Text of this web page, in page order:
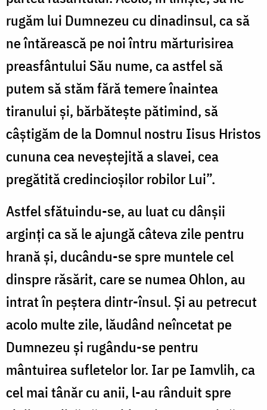
rugăm lui Dumnezeu cu dinadinsul, ca să
ne întărească pe noi întru mărturisirea
preasfântului Său nume, ca astfel să
putem să stăm fără temere înaintea
tiranului și, bărbătește pătimind, să
câștigăm de la Domnul nostru Iisus Hristos
cununa cea neveștejită a slavei, cea
pregătită credincioșilor robilor Lui”.
Astfel sfătuindu-se, au luat cu dânșii
arginți ca să le ajungă câteva zile pentru
hrană și, ducându-se spre muntele cel
dinspre răsărit, care se numea Ohlon, au
intrat în peștera dintr-însul. Și au petrecut
acolo multe zile, lăudând neîncetat pe
Dumnezeu și rugându-se pentru
mântuirea sufletelor lor. Iar pe Iamvlih, ca
cel mai tânăr cu anii, l-au rânduit spre